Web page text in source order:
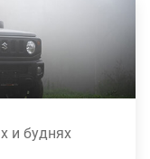
и буднях